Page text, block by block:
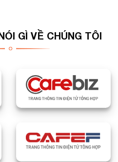
GÌ VỀ CHÚNG TÔI